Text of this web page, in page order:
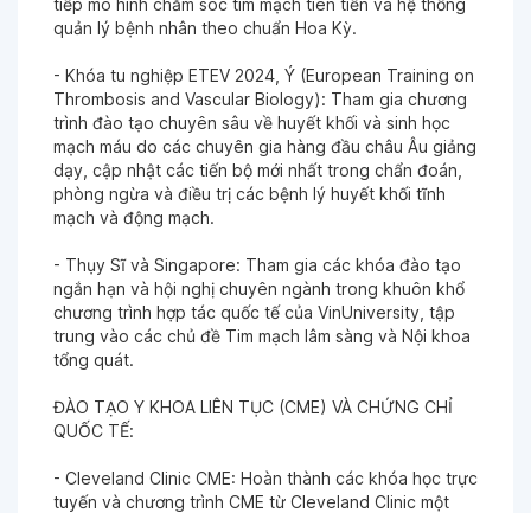
tiếp mô hình chăm sóc tim mạch tiên tiến và hệ thống
quản lý bệnh nhân theo chuẩn Hoa Kỳ.
- Khóa tu nghiệp ETEV 2024, Ý (European Training on
Thrombosis and Vascular Biology): Tham gia chương
trình đào tạo chuyên sâu về huyết khối và sinh học
mạch máu do các chuyên gia hàng đầu châu Âu giảng
dạy, cập nhật các tiến bộ mới nhất trong chẩn đoán,
phòng ngừa và điều trị các bệnh lý huyết khối tĩnh
mạch và động mạch.
- Thụy Sĩ và Singapore: Tham gia các khóa đào tạo
ngắn hạn và hội nghị chuyên ngành trong khuôn khổ
chương trình hợp tác quốc tế của VinUniversity, tập
trung vào các chủ đề Tim mạch lâm sàng và Nội khoa
tổng quát.
ĐÀO TẠO Y KHOA LIÊN TỤC (CME) VÀ CHỨNG CHỈ
QUỐC TẾ:
- Cleveland Clinic CME: Hoàn thành các khóa học trực
tuyến và chương trình CME từ Cleveland Clinic một